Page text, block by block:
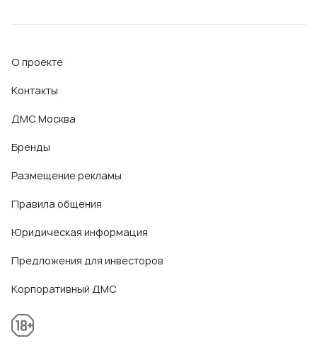
О проекте
Контакты
ДМС Москва
Бренды
Размещение рекламы
Правила общения
Юридическая информация
Предложения для инвесторов
Корпоративный ДМС